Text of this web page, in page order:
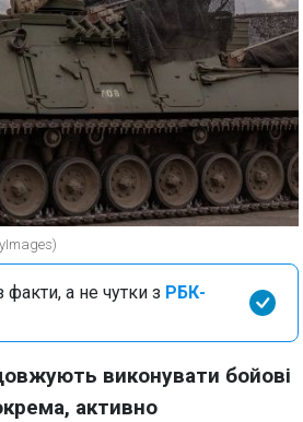
факти, а не чутки з РБК-
виконувати бойові
активно